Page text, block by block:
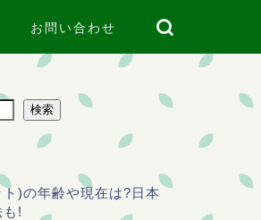
お問い合わせ
検索
)の年齢や現在は?日本
!